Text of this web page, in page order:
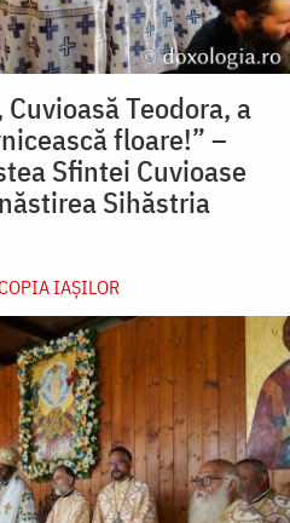
Teodora, a
floare!” –
Sfintei Cuvioase
Sihăstria
IAŞILOR